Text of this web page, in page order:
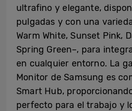
ultrafino y elegante,
pulgadas y con una
Warm White, Sunset Pink,
Spring Green–, para
en cualquier entorno. La
Monitor de Samsung es
Smart Hub,
perfecto para el trabajo y